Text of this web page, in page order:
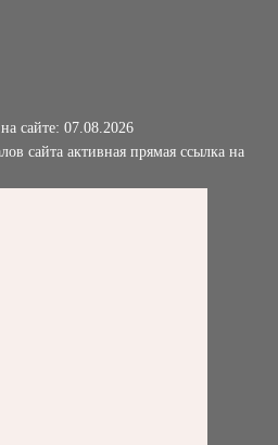
сайте: 07.08.2026
сайта активная прямая ссылка на